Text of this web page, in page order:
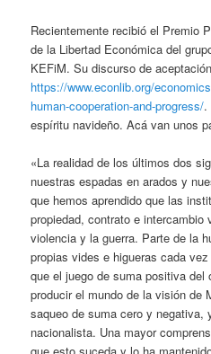
Recientemente recibió el Premio
de la Libertad Económica del
KEFiM. Su discurso de
https://www.econlib.org/
human-cooperation-and-progress/.
espíritu navideño. Acá van unos
«La realidad de los últimos dos
nuestras espadas en arados y
que hemos aprendido que las
propiedad, contrato e intercambio
violencia y la guerra. Parte de la
propias vides e higueras cada
que el juego de suma positiva del
producir el mundo de la visión de
saqueo de suma cero y negativa,
nacionalista. Una mayor